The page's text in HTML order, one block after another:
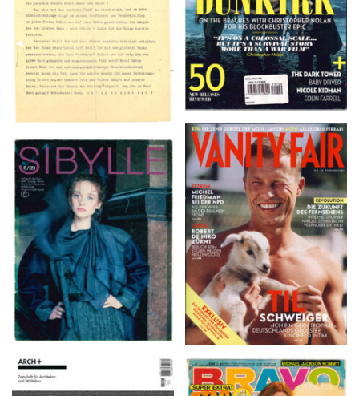
VANITY FAIR – Nr. 7 –
8. Februar 2007
SIBYLLE 6/89